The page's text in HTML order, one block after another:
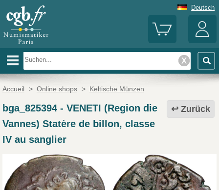
Deutsch
Accueil > Online shops > Keltische Münzen
Zurück
bga_825394- VENETI (Region die
Vannes) Statère de billon, classe
IV au sanglier